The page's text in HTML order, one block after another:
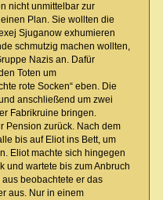
nicht unmittelbar zur
Plan. Sie wollten die
Sjuganow exhumieren
schmutzig machen wollten,
Nazis an. Dafür
Toten um
rote Socken“ eben. Die
anschließend um zwei
Fabrikruine bringen.
Pension zurück. Nach dem
bis auf Eliot ins Bett, um
Eliot machte sich hingegen
und wartete bis zum Anbruch
beobachtete er das
aus. Nur in einem